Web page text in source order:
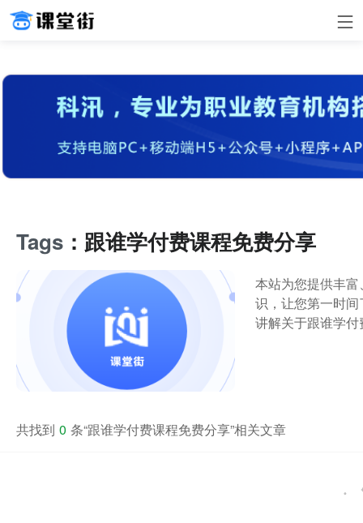
Tags ：跟谁学付费课程免费分享
本站为您提供丰
识，让您第一时
讲解关于跟谁学
共找到 0 条“跟谁学付费课程免费分享”相关文章